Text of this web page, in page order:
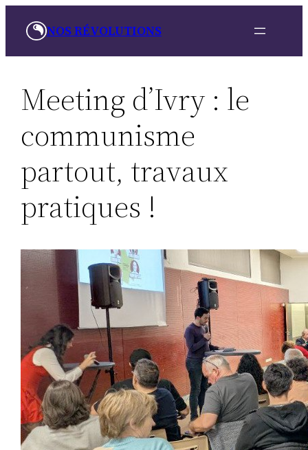
NOS RÉVOLUTIONS
Meeting d’Ivry : le
communisme
partout, travaux
pratiques !